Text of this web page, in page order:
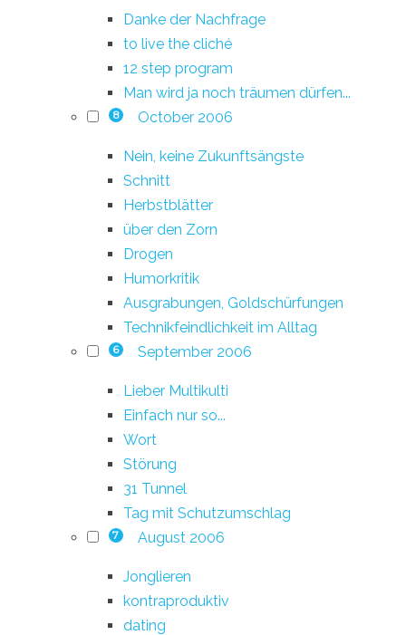
Danke der Nachfrage
to live the cliché
12 step program
Man wird ja noch träumen dürfen...
8 October 2006
Nein, keine Zukunftsängste
Schnitt
Herbstblätter
über den Zorn
Drogen
Humorkritik
Ausgrabungen, Goldschürfungen
Technikfeindlichkeit im Alltag
6 September 2006
Lieber Multikulti
Einfach nur so...
Wort
Störung
31 Tunnel
Tag mit Schutzumschlag
7 August 2006
Jonglieren
kontraproduktiv
dating